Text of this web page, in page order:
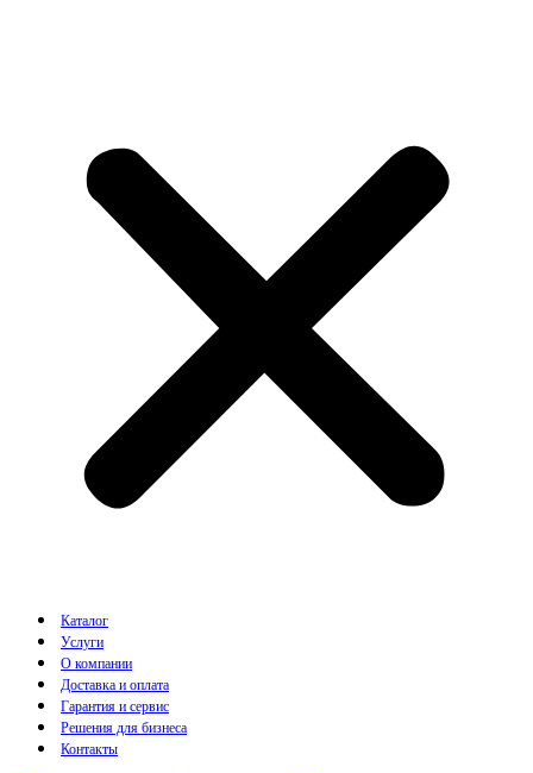
Каталог
Услуги
О компании
Доставка и оплата
Гарантия и сервис
Решения для бизнеса
Контакты